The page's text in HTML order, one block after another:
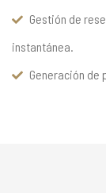
Gestión de
instantánea.
Generación de